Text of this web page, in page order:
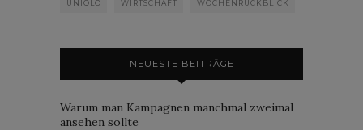
UNIQLO WIRTSCHAFT WOCHENRÜCKBLICK
NEUESTE BEITRÄGE
Warum man Kampagnen manchmal zweimal
ansehen sollte